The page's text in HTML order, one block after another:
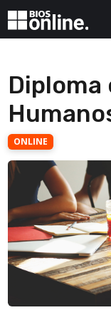
Diploma
ONLINE